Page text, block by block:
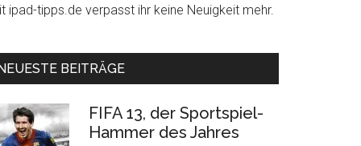
ipad-tipps.de verpasst ihr keine Neuigkeit mehr.
BEITRÄGE
FIFA 13, der Sportspiel-
Hammer des Jahres